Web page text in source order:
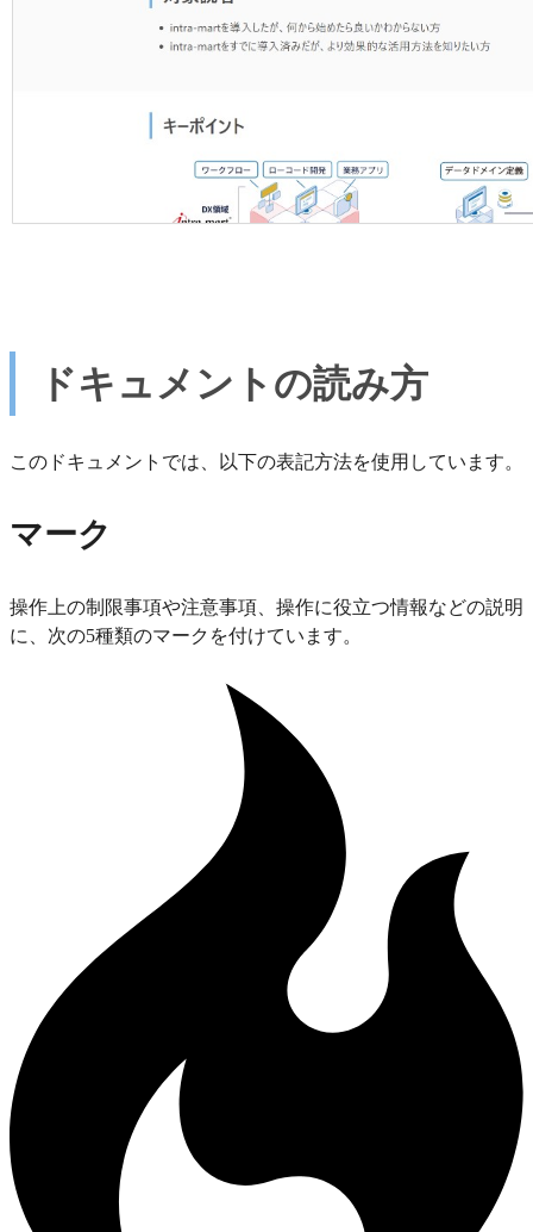
ドキュメントの読み方
このドキュメントでは、以下の表記方法を使用しています。
マーク
操作上の制限事項や注意事項、操作に役立つ情報などの説明
に、次の5種類のマークを付けています。